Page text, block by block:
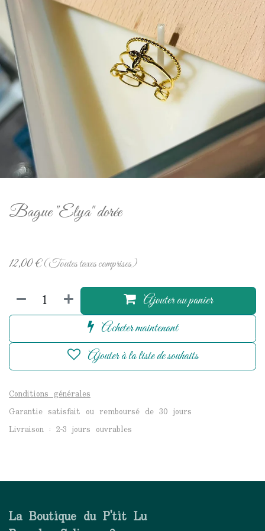
Bague "Elya" dorée
12,00€(Toutes taxes comprises)
Ajouter au panier
Acheter maintenant
Ajouter à la liste de souhaits
Conditions générales
Garantie satisfait ou remboursé de 30 jours
Livraison : 2-3 jours ouvrables
La Boutique du P'tit Lu